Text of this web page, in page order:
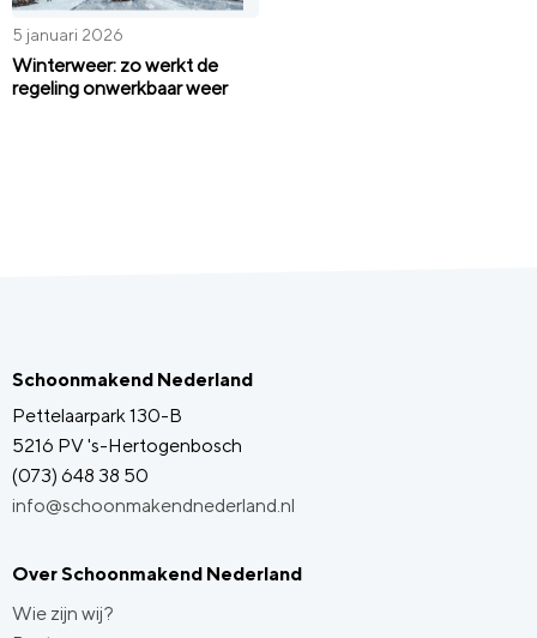
5 januari 2026
Winterweer: zo werkt de
regeling onwerkbaar weer
Schoonmakend Nederland
Pettelaarpark 130-B
5216 PV 's-Hertogenbosch
(073) 648 38 50
info@schoonmakendnederland.nl
Over Schoonmakend Nederland
Wie zijn wij?